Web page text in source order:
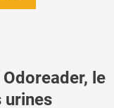
Odoreader, le
urines